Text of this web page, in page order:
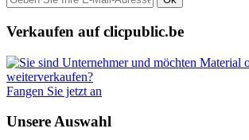
Verkaufen auf clicpublic.be
Fangen Sie jetzt an
Unsere Auswahl